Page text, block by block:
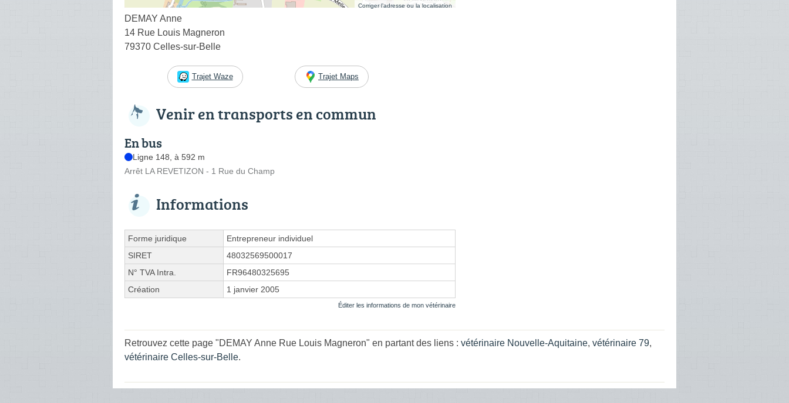
Corriger l’adresse ou la localisation
DEMAY Anne
14 Rue Louis Magneron
79370 Celles-sur-Belle
Trajet Waze Trajet Maps
Venir en transports en commun
En bus
Ligne 148, à 592 m
Arrêt LA REVETIZON - 1 Rue du Champ
Informations
Forme juridique
Entrepreneur individuel
SIRET
48032569500017
N° TVA Intra.
FR96480325695
Création
1 janvier 2005
Éditer les informations de mon vétérinaire
Retrouvez cette page "DEMAY Anne Rue Louis Magneron" en partant des liens : vétérinaire Nouvelle-Aquitaine, vétérinaire 79,
vétérinaire Celles-sur-Belle.